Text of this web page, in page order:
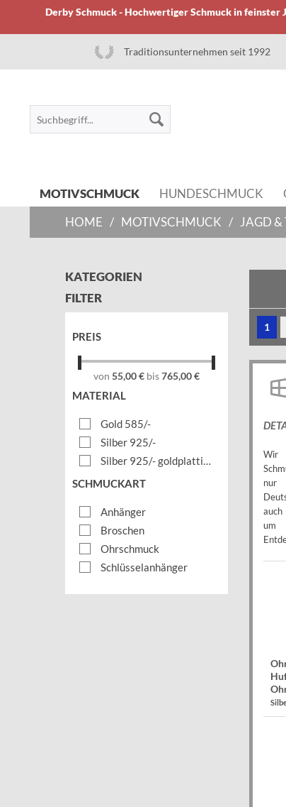
Derby Schmuck - Hochwertiger Schmuck in
Traditionsunternehmen seit 1992
MOTIVSCHMUCK HUNDESCHMUCK
HOME / MOTIVSCHMUCK / JAGD
KATEGORIEN
FILTER
PREIS
von 55,00 € bis765,00 €
MATERIAL
Gold 585/-
Silber 925/-
SCHMUCKART
Anhänger
Broschen
Ohrschmuck
Schlüsselanhänger
1
Wir
nur
auch
um